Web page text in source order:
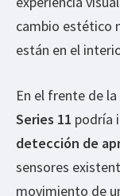
cambio estético
están en el
En el frente de
Series 11 podría
detección de
sensores
movimiento de